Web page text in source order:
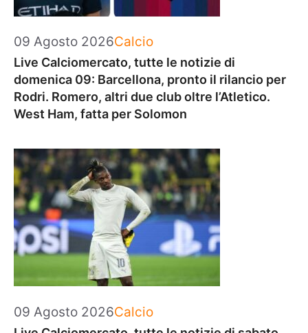
09 Agosto 2026Categorie
Calcio
Live Calciomercato, tutte le notizie di
domenica 09: Barcellona, pronto il rilancio per
Rodri. Romero, altri due club oltre l’Atletico.
West Ham, fatta per Solomon
09 Agosto 2026Categorie
Calcio